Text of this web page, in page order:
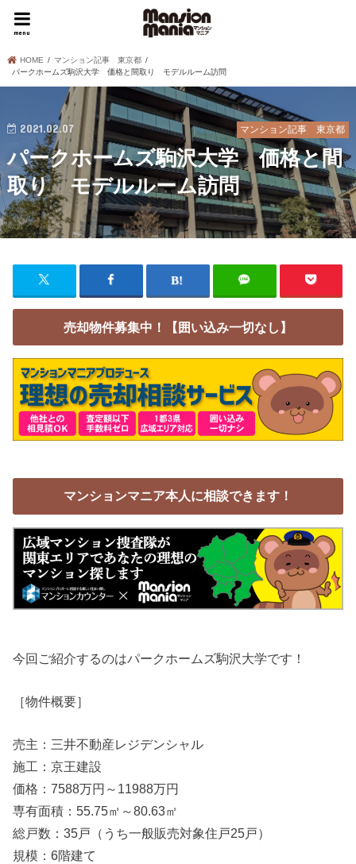
menu
HOME
マンション記事 東京都
パークホームズ駒沢大学 価格と間取り モデルルーム訪問
マンション記事 東京都
2021.02.07
パークホームズ駒沢大学 価格と間
取り モデルルーム訪問
売却物件募集中！【囲い込み一切なし】
マンションマニア本人に相談できます！
今回ご紹介するのはパークホームズ駒沢大学です！
［物件概要］
売主：三井不動産レジデンシャル
施工：京王建設
価格：7588万円～11988万円
専有面積：55.75㎡～80.63㎡
総戸数：35戸（うち一般販売対象住戸25戸）
規模：6階建て